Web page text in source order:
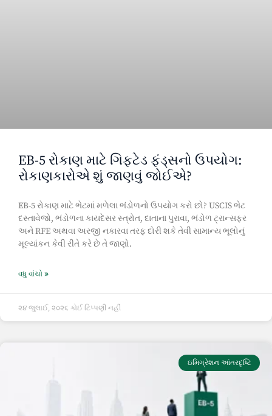
EB-5 રોકાણ માટે ગિફ્ટેડ ફંડ્સનો ઉપયોગ:
રોકાણકારોએ શું જાણવું જોઈએ?
EB-5 રોકાણ માટે ભેટમાં મળેલા ભંડોળનો ઉપયોગ કરો છો? USCIS ભેટ
દસ્તાવેજો, ભંડોળના કાયદેસર સ્ત્રોત, દાતાના પુરાવા, ભંડોળ ટ્રાન્સફર
અને RFE અથવા અરજી નકારવા તરફ દોરી શકે તેવી સામાન્ય ભૂલોનું
મૂલ્યાંકન કેવી રીતે કરે છે તે જાણો.
વધુ વાંચો »
૨૪ જુલાઈ, ૨૦૨૬ કોઈ ટિપ્પણી નહીં
ઇમિગ્રેશન આંતરદૃષ્ટિ